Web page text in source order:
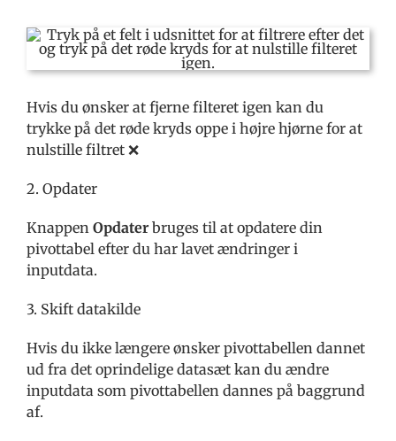
Hvis du ønsker at fjerne filteret igen kan du
trykke på det røde kryds oppe i højre hjørne for at
nulstille filtret ❌
2. Opdater
Knappen Opdaterbruges til at opdatere din
pivottabel efter du har lavet ændringer i
inputdata.
3. Skift datakilde
Hvis du ikke længere ønsker pivottabellen dannet
ud fra det oprindelige datasæt kan du ændre
inputdata som pivottabellen dannes på baggrund
af.